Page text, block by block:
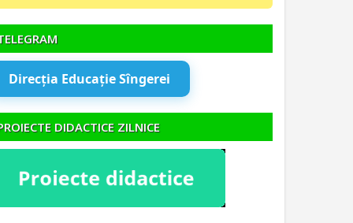
Direcția Educație Sîngerei
DIDACTICE ZILNICE